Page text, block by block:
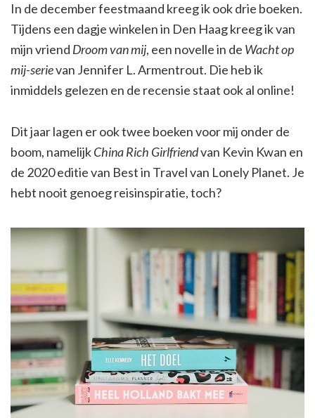
In de december feestmaand kreeg ik ook drie boeken.
Tijdens een dagje winkelen in Den Haag kreeg ik van
mijn vriend Droom van mij, een novelle in de Wacht op
mij-serievan Jennifer L. Armentrout. Die heb ik
inmiddels gelezen en de recensie staat ook al online!
Dit jaar lagen er ook twee boeken voor mij onder de
boom, namelijkChina Rich Girlfriendvan Kevin Kwan en
de 2020 editie van Best in Travel van Lonely Planet. Je
hebt nooit genoeg reisinspiratie, toch?